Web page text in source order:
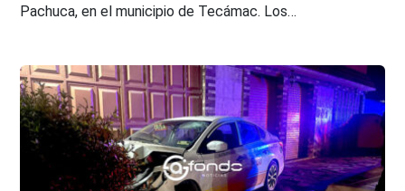
Pachuca, en el municipio de Tecámac. Los…